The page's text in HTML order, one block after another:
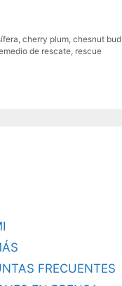
,cherry plum ,chesnut bud
de rescate rescue
FRECUENTES